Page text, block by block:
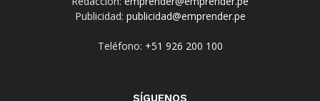
Publicidad: publicidad@emprender.pe
Teléfono: +51 926 200 100